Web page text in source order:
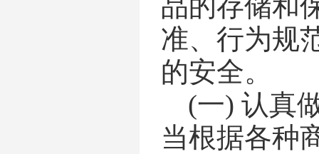
准、行为规
的安全。
(一) 认真
当根据各种